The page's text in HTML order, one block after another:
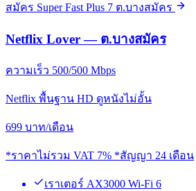
สมัคร Super Fast Plus 7 ต.บางสมัคร
Netflix Lover — ต.บางสมัคร
ความเร็ว 500/500 Mbps
Netflix พื้นฐาน HD ดูหนังไม่อั้น
699 บาท/เดือน
*ราคาไม่รวม VAT 7% *สัญญา 24 เดือน
เราเตอร์ AX3000 Wi-Fi 6